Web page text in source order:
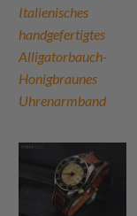
Italienisches
handgefertigtes
Alligatorbauch-
Honigbraunes
Uhrenarmband